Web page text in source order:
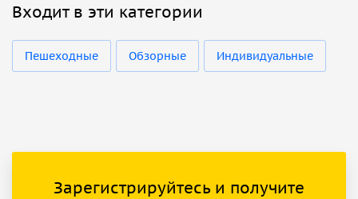
Входит в эти категории
Пешеходные Обзорные Индивидуальные
Зарегистрируйтесь и получите